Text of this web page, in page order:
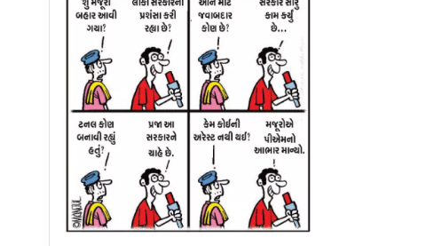
Entertainment
Update : લવ એન્ડ
વૉરમાં દીપિકાનો કૅમિયો?